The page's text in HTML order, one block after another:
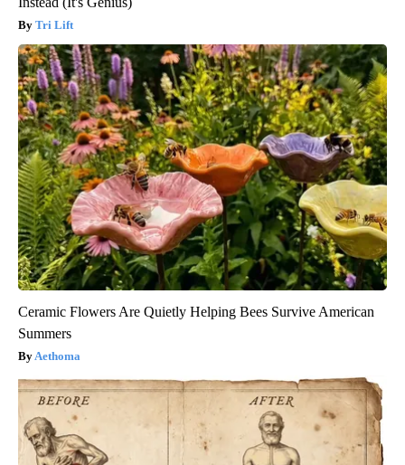
Tri Lift
Ceramic Flowers Are Quietly Helping Bees Survive American
Summers
Aethoma